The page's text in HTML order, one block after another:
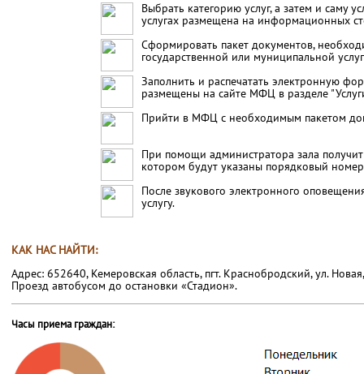
Выбрать категорию услуг, а затем и саму
услугах размещена на информационных
Сформировать пакет документов,
государственной или муниципальной
Заполнить и распечатать электронную
размещены на сайте МФЦ в разделе
Прийти в МФЦ с необходимым пакетом
При помощи администратора зала
котором будут указаны порядковый
После звукового электронного
услугу.
КАК НАС НАЙТИ:
Адрес: 652640, Кемеровская область, пгт. Краснобродский, ул.
Проезд автобусом до остановки «Стадион».
Часы приема граждан: